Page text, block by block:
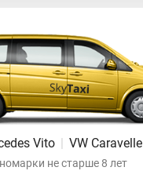
Vito | VW Caravelle
не старше 8 лет